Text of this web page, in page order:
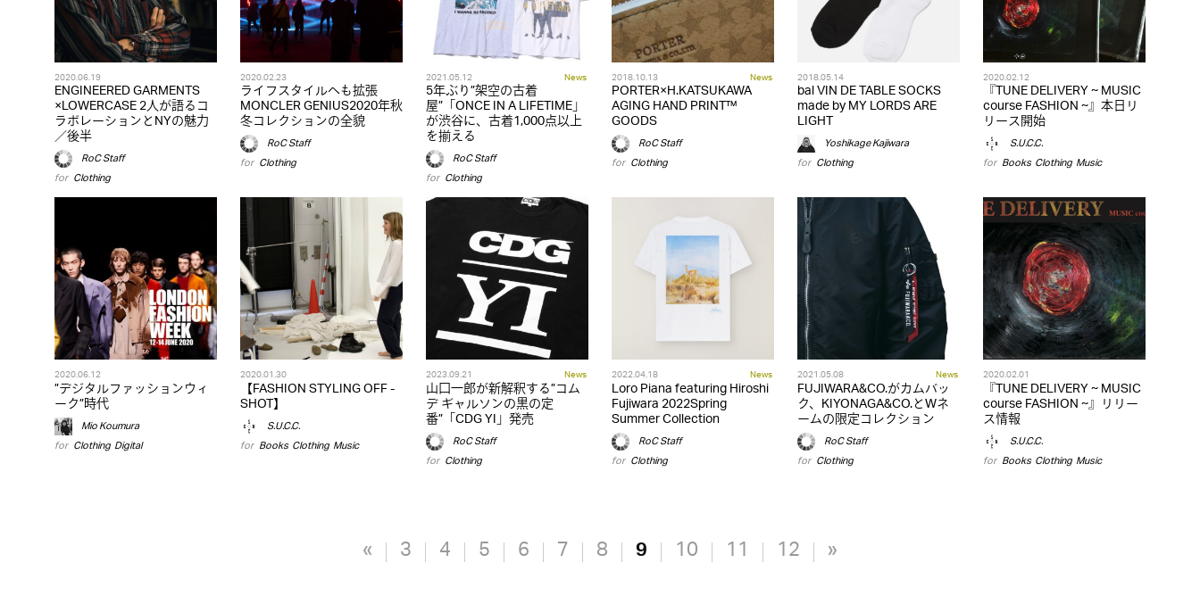
2020.06.19
ENGINEERED GARMENTS
×LOWERCASE 2人が語るコ
ラボレーションとNYの魅力
／後半
RoC Staff
for Clothing
2020.02.23
ライフスタイルへも拡張
MONCLER GENIUS2020年秋
冬コレクションの全貌
RoC Staff
for Clothing
2021.05.12 News
5年ぶり”架空の古着
屋”「ONCE IN A LIFETIME」
が渋谷に、古着1,000点以上
を揃える
RoC Staff
for Clothing
2018.10.13 News
PORTER×H.KATSUKAWA
AGING HAND PRINT™
GOODS
RoC Staff
for Clothing
2018.05.14
bal VIN DE TABLE SOCKS
made by MY LORDS ARE
LIGHT
Yoshikage Kajiwara
for Clothing
2020.02.12
『TUNE DELIVERY ~ MUSIC
course FASHION ~』本日リ
リース開始
S.U.C.C.
for Books,Clothing,Music
2020.06.12
”デジタルファッションウィ
ーク”時代
Mio Koumura
for Clothing,Digital
2020.01.30
【FASHION STYLING OFF -
SHOT】
S.U.C.C.
for Books,Clothing,Music
2023.09.21 News
山口一郎が新解釈する”コム
デ ギャルソンの黒の定
番”「CDG YI」発売
RoC Staff
for Clothing
2022.04.18 News
Loro Piana featuring Hiroshi
Fujiwara 2022Spring
Summer Collection
RoC Staff
for Clothing
2021.05.08 News
FUJIWARA&CO.がカムバッ
ク、KIYONAGA&CO.とWネ
ームの限定コレクション
RoC Staff
for Clothing
2020.02.01
『TUNE DELIVERY ~ MUSIC
course FASHION ~』リリー
ス情報
S.U.C.C.
for Books,Clothing,Music
« 3 4 5 6 7 8 9 10 11 12 »